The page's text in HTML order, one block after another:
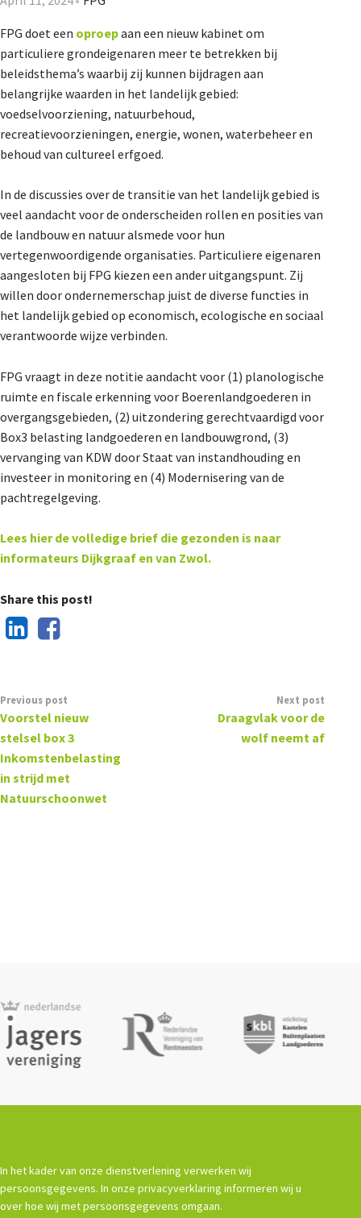
FPG doet een oproepaan een nieuw kabinet om
particuliere grondeigenaren meer te betrekken bij
beleidsthema’s waarbij zij kunnen bijdragen aan
belangrijke waarden in het landelijk gebied:
voedselvoorziening, natuurbehoud,
recreatievoorzieningen, energie, wonen, waterbeheer en
behoud van cultureel erfgoed.
In de discussies over de transitie van het landelijk gebied is
veel aandacht voor de onderscheiden rollen en posities van
de landbouw en natuur alsmede voor hun
vertegenwoordigende organisaties. Particuliere eigenaren
aangesloten bij FPG kiezen een ander uitgangspunt. Zij
willen door ondernemerschap juist de diverse functies in
het landelijk gebied op economisch, ecologische en sociaal
verantwoorde wijze verbinden.
FPG vraagt in deze notitie aandacht voor (1) planologische
ruimte en fiscale erkenning voor Boerenlandgoederen in
overgangsgebieden, (2) uitzondering gerechtvaardigd voor
Box3 belasting landgoederen en landbouwgrond, (3)
vervanging van KDW door Staat van instandhouding en
investeer in monitoring en (4) Modernisering van de
pachtregelgeving.
Lees hier de volledige brief die gezonden is naar
informateurs Dijkgraaf en van Zwol.
Share this post!
Previous post
Voorstel nieuw
stelsel box 3
Inkomstenbelasting
in strijd met
Natuurschoonwet
Next post
Draagvlak voor de
wolf neemt af
In het kader van onze dienstverlening verwerken wij
persoonsgegevens. In onze privacyverklaring informeren wij u
over hoe wij met persoonsgegevens omgaan.
Dossiers
Contact